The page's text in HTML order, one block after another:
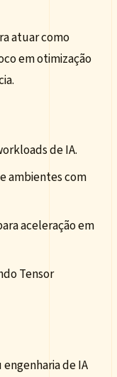
atuar como
em otimização
de IA.
ambientes com
aceleração em
Tensor
de IA